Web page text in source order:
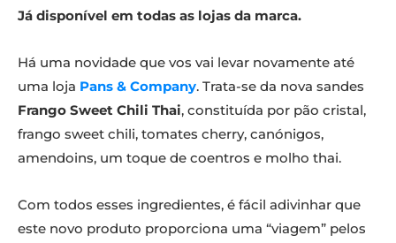
Já disponível em todas as lojas da marca.
Há uma novidade que vos vai levar novamente até
uma loja Pans & Company. Trata-se da nova sandes
Frango Sweet Chili Thai, constituída por pão cristal,
frango sweet chili, tomates cherry, canónigos,
amendoins, um toque de coentros e molho thai.
Com todos esses ingredientes, é fácil adivinhar que
este novo produto proporciona uma “viagem” pelos